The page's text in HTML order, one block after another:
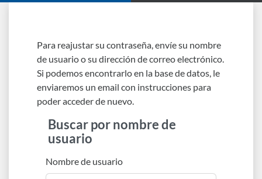
Salta al contenido principal
Para reajustar su contraseña, envíe su nombre
de usuario o su dirección de correo electrónico.
Si podemos encontrarlo en la base de datos, le
enviaremos un email con instrucciones para
poder acceder de nuevo.
Buscar por nombre de usuario
Buscar por nombre de
usuario
Nombre de usuario